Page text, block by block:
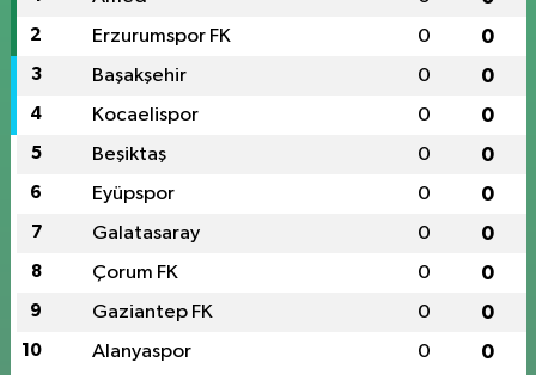
2 Erzurumspor FK 0 0
3 Başakşehir 0 0
4 Kocaelispor 0 0
5 Beşiktaş 0 0
6 Eyüpspor 0 0
7 Galatasaray 0 0
8 Çorum FK 0 0
9 Gaziantep FK 0 0
10 Alanyaspor 0 0